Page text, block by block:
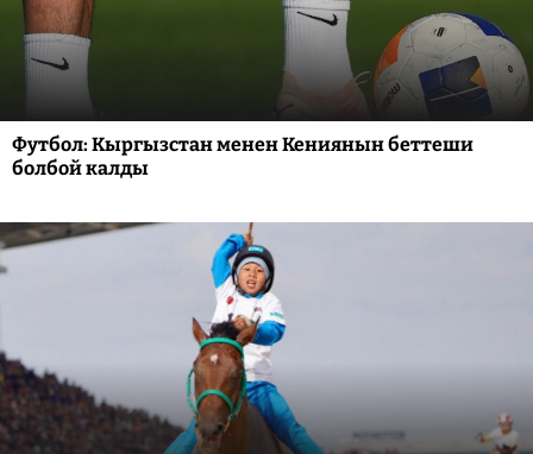
Футбол: Кыргызстан менен Кениянын беттеши
болбой калды